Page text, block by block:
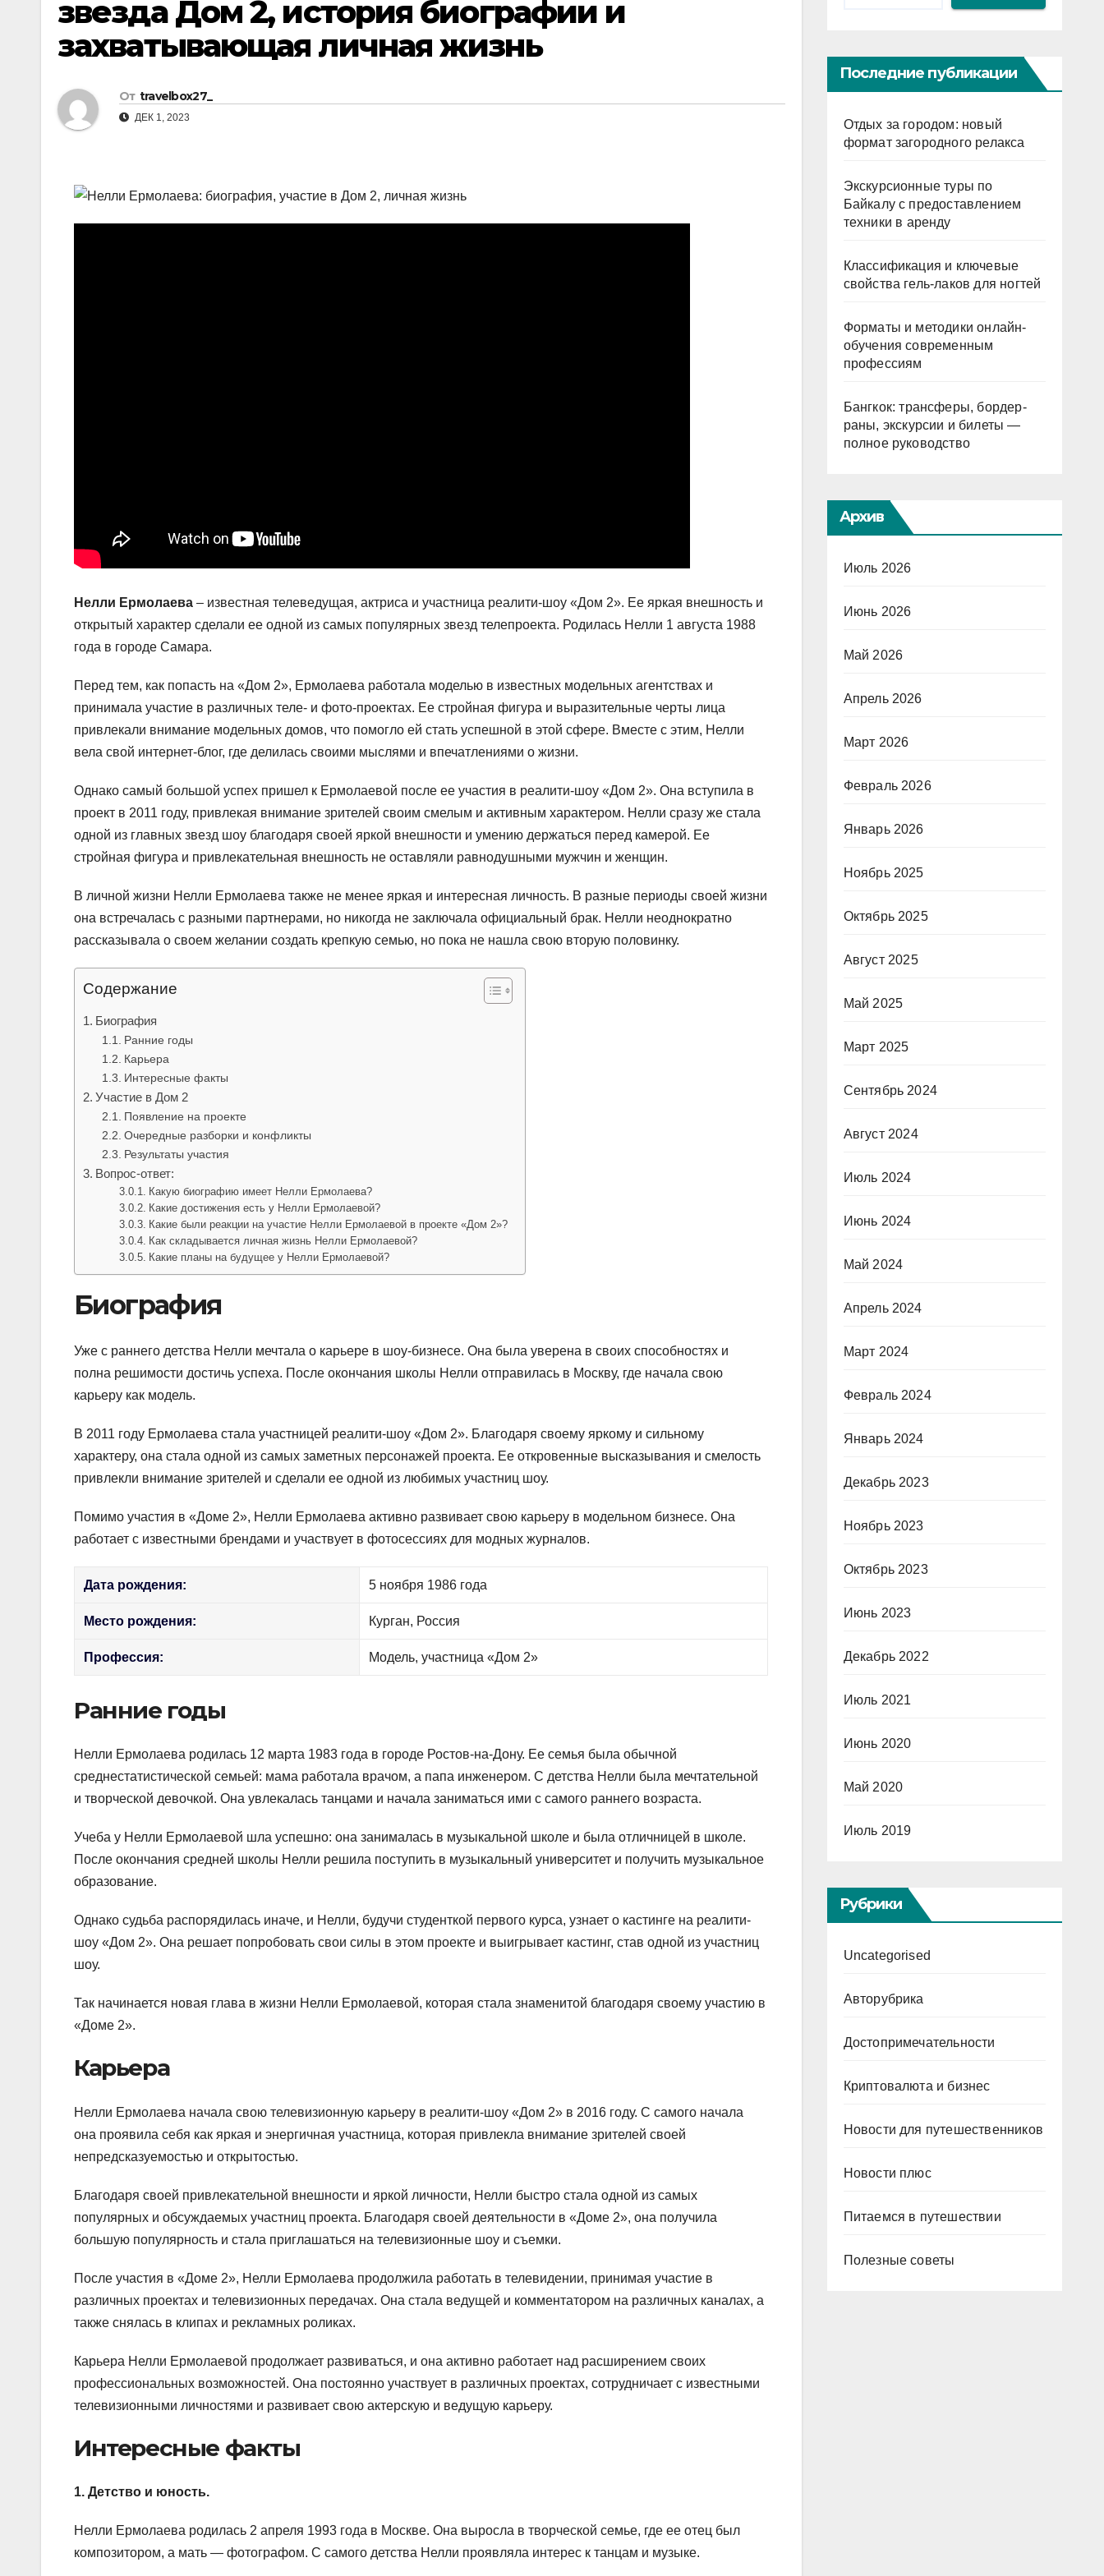
звезда Дом 2, история биографии и
захватывающая личная жизнь
От travelbox27_
ДЕК 1, 2023
Нелли Ермолаева – известная телеведущая, актриса и участница реалити-шоу «Дом 2». Ее яркая внешность и
открытый характер сделали ее одной из самых популярных звезд телепроекта. Родилась Нелли 1 августа 1988
года в городе Самара.
Перед тем, как попасть на «Дом 2», Ермолаева работала моделью в известных модельных агентствах и
принимала участие в различных теле- и фото-проектах. Ее стройная фигура и выразительные черты лица
привлекали внимание модельных домов, что помогло ей стать успешной в этой сфере. Вместе с этим, Нелли
вела свой интернет-блог, где делилась своими мыслями и впечатлениями о жизни.
Однако самый большой успех пришел к Ермолаевой после ее участия в реалити-шоу «Дом 2». Она вступила в
проект в 2011 году, привлекая внимание зрителей своим смелым и активным характером. Нелли сразу же стала
одной из главных звезд шоу благодаря своей яркой внешности и умению держаться перед камерой. Ее
стройная фигура и привлекательная внешность не оставляли равнодушными мужчин и женщин.
В личной жизни Нелли Ермолаева также не менее яркая и интересная личность. В разные периоды своей жизни
она встречалась с разными партнерами, но никогда не заключала официальный брак. Нелли неоднократно
рассказывала о своем желании создать крепкую семью, но пока не нашла свою вторую половинку.
Содержание
Биография
Ранние годы
Карьера
Интересные факты
Участие в Дом 2
Появление на проекте
Очередные разборки и конфликты
Результаты участия
Вопрос-ответ:
Какую биографию имеет Нелли Ермолаева?
Какие достижения есть у Нелли Ермолаевой?
Какие были реакции на участие Нелли Ермолаевой в проекте «Дом 2»?
Как складывается личная жизнь Нелли Ермолаевой?
Какие планы на будущее у Нелли Ермолаевой?
Биография
Уже с раннего детства Нелли мечтала о карьере в шоу-бизнесе. Она была уверена в своих способностях и
полна решимости достичь успеха. После окончания школы Нелли отправилась в Москву, где начала свою
карьеру как модель.
В 2011 году Ермолаева стала участницей реалити-шоу «Дом 2». Благодаря своему яркому и сильному
характеру, она стала одной из самых заметных персонажей проекта. Ее откровенные высказывания и смелость
привлекли внимание зрителей и сделали ее одной из любимых участниц шоу.
Помимо участия в «Доме 2», Нелли Ермолаева активно развивает свою карьеру в модельном бизнесе. Она
работает с известными брендами и участвует в фотосессиях для модных журналов.
Дата рождения: 5 ноября 1986 года
Место рождения: Курган, Россия
Профессия: Модель, участница «Дом 2»
Ранние годы
Нелли Ермолаева родилась 12 марта 1983 года в городе Ростов-на-Дону. Ее семья была обычной
среднестатистической семьей: мама работала врачом, а папа инженером. С детства Нелли была мечтательной
и творческой девочкой. Она увлекалась танцами и начала заниматься ими с самого раннего возраста.
Учеба у Нелли Ермолаевой шла успешно: она занималась в музыкальной школе и была отличницей в школе.
После окончания средней школы Нелли решила поступить в музыкальный университет и получить музыкальное
образование.
Однако судьба распорядилась иначе, и Нелли, будучи студенткой первого курса, узнает о кастинге на реалити-
шоу «Дом 2». Она решает попробовать свои силы в этом проекте и выигрывает кастинг, став одной из участниц
шоу.
Так начинается новая глава в жизни Нелли Ермолаевой, которая стала знаменитой благодаря своему участию в
«Доме 2».
Карьера
Нелли Ермолаева начала свою телевизионную карьеру в реалити-шоу «Дом 2» в 2016 году. С самого начала
она проявила себя как яркая и энергичная участница, которая привлекла внимание зрителей своей
непредсказуемостью и открытостью.
Благодаря своей привлекательной внешности и яркой личности, Нелли быстро стала одной из самых
популярных и обсуждаемых участниц проекта. Благодаря своей деятельности в «Доме 2», она получила
большую популярность и стала приглашаться на телевизионные шоу и съемки.
После участия в «Доме 2», Нелли Ермолаева продолжила работать в телевидении, принимая участие в
различных проектах и телевизионных передачах. Она стала ведущей и комментатором на различных каналах, а
также снялась в клипах и рекламных роликах.
Карьера Нелли Ермолаевой продолжает развиваться, и она активно работает над расширением своих
профессиональных возможностей. Она постоянно участвует в различных проектах, сотрудничает с известными
телевизионными личностями и развивает свою актерскую и ведущую карьеру.
Интересные факты
1. Детство и юность.
Нелли Ермолаева родилась 2 апреля 1993 года в Москве. Она выросла в творческой семье, где ее отец был
композитором, а мать — фотографом. С самого детства Нелли проявляла интерес к танцам и музыке.
Последние публикации
Отдых за городом: новый
формат загородного релакса
Экскурсионные туры по
Байкалу с предоставлением
техники в аренду
Классификация и ключевые
свойства гель-лаков для ногтей
Форматы и методики онлайн-
обучения современным
профессиям
Бангкок: трансферы, бордер-
раны, экскурсии и билеты —
полное руководство
Архив
Июль 2026
Июнь 2026
Май 2026
Апрель 2026
Март 2026
Февраль 2026
Январь 2026
Ноябрь 2025
Октябрь 2025
Август 2025
Май 2025
Март 2025
Сентябрь 2024
Август 2024
Июль 2024
Июнь 2024
Май 2024
Апрель 2024
Март 2024
Февраль 2024
Январь 2024
Декабрь 2023
Ноябрь 2023
Октябрь 2023
Июнь 2023
Декабрь 2022
Июль 2021
Июнь 2020
Май 2020
Июль 2019
Рубрики
Uncategorised
Авторубрика
Достопримечательности
Криптовалюта и бизнес
Новости для путешественников
Новости плюс
Питаемся в путешествии
Полезные советы